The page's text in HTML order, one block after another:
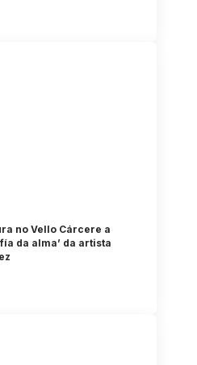
no Vello Cárcere a
da alma’ da artista